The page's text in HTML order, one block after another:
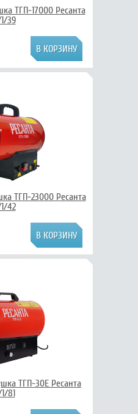
ТГП-17000 Ресанта
39
ТГП-23000 Ресанта
42
ТГП-30E Ресанта
81